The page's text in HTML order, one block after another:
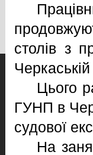
столів з
Цього
ГУНП в
судової
На